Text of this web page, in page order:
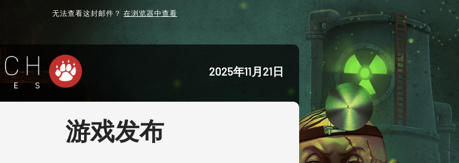
无法查看这封邮件？ 在浏览器中查看
2025年11月21日
游戏发布